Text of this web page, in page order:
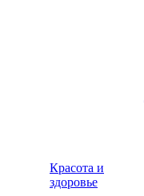
Красота и
здоровье